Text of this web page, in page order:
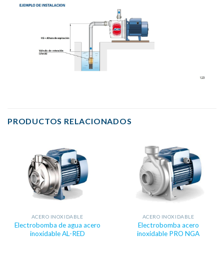
PRODUCTOS RELACIONADOS
ACERO INOXIDABLE
Electrobomba de agua acero
inoxidable AL-RED
ACERO INOXIDABLE
Electrobomba acero
inoxidable PRO NGA